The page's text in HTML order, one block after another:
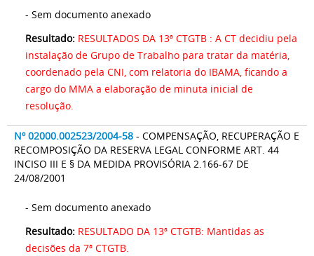
- Sem documento anexado
Resultado: RESULTADOS DA 13ª CTGTB : A CT decidiu pela
instalação de Grupo de Trabalho para tratar da matéria,
coordenado pela CNI, com relatoria do IBAMA, ficando a
cargo do MMA a elaboração de minuta inicial de
resolução.
Nº 02000.002523/2004-58 - COMPENSAÇÃO, RECUPERAÇÃO E
RECOMPOSIÇÃO DA RESERVA LEGAL CONFORME ART. 44
INCISO III E § DA MEDIDA PROVISÓRIA 2.166-67 DE
24/08/2001
- Sem documento anexado
Resultado: RESULTADO DA 13ª CTGTB: Mantidas as
decisões da 7ª CTGTB.